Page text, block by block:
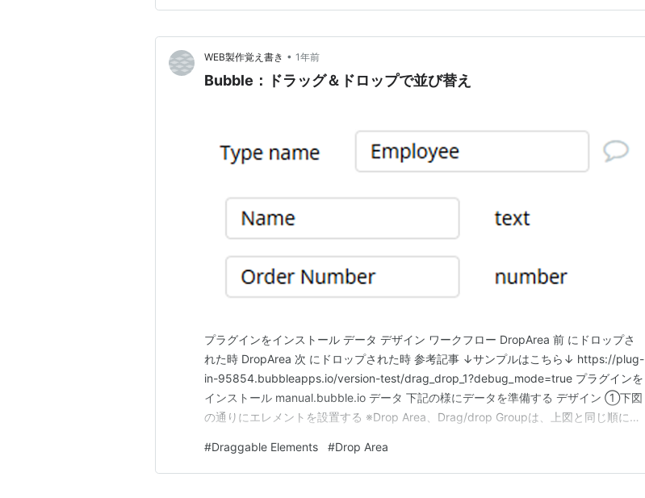
WEB製作覚え書き • 1年前
Bubble：ドラッグ＆ドロップで並び替え
プラグインをインストール データ デザイン ワークフロー DropArea 前 にドロップさ
れた時 DropArea 次 にドロップされた時 参考記事 ↓サンプルはこちら↓ https://plug-
in-95854.bubbleapps.io/version-test/drag_drop_1?debug_mode=true プラグインを
インストール manual.bubble.io データ 下記の様にデータを準備する デザイン ①下図
の通りにエレメントを設置する ※Drop Area、Drag/drop Groupは、上図と同じ順に配
#Draggable Elements #Drop Area